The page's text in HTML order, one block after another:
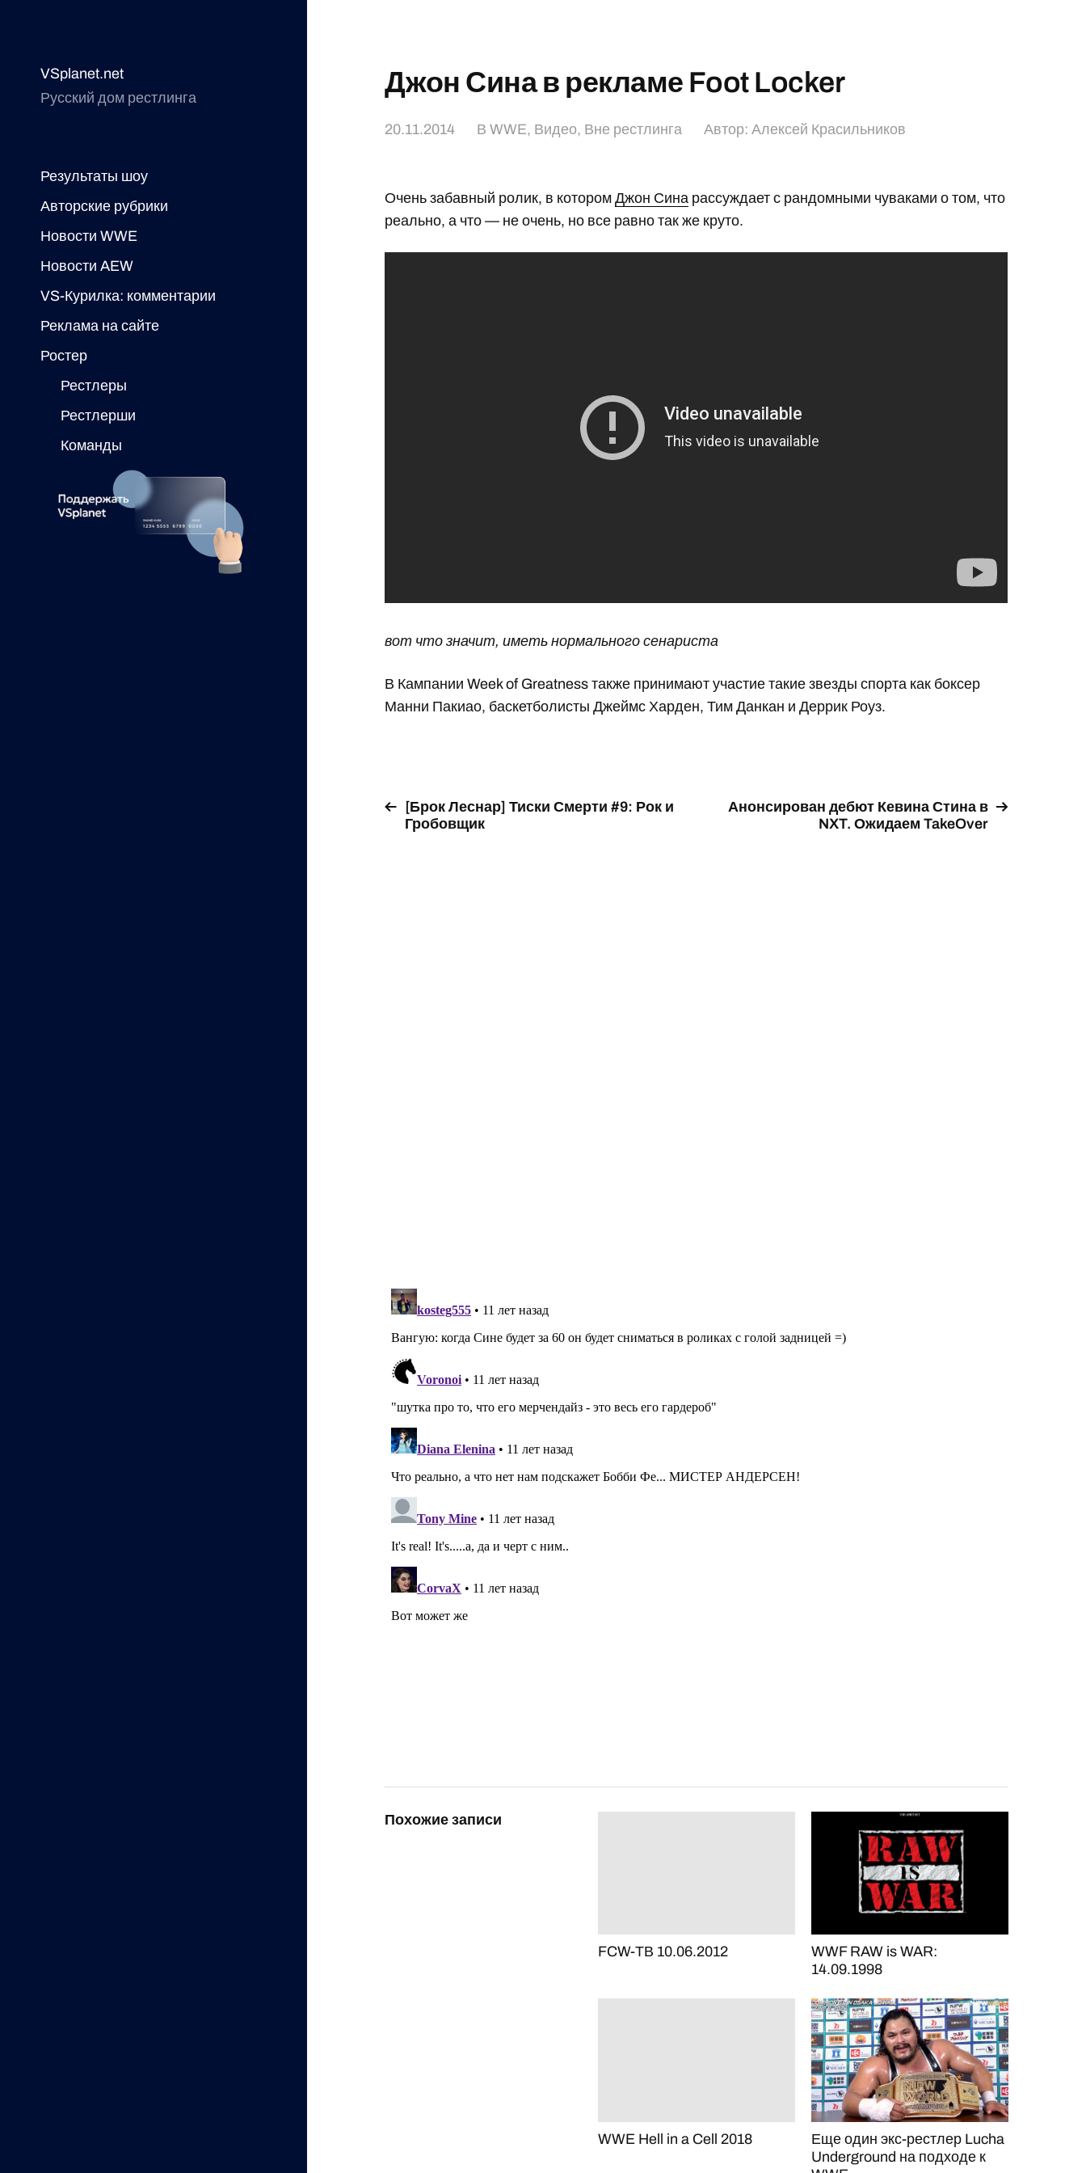
VSplanet.net
Русский дом рестлинга
Результаты шоу
Авторские рубрики
Новости WWE
Новости AEW
VS-Курилка: комментарии
Реклама на сайте
Ростер
Рестлеры
Рестлерши
Команды
Джон Сина в рекламе Foot Locker
20.11.2014 ВWWE, Видео, Вне рестлинга Автор:Алексей Красильников
Очень забавный ролик, в которомДжон Сина рассуждает с рандомными чуваками о том, что
реально, а что — не очень, но все равно так же круто.
вот что значит, иметь нормального сенариста
В Кампании Week of Greatness также принимают участие такие звезды спорта как боксер
Манни Пакиао, баскетболисты Джеймс Харден, Тим Данкан и Деррик Роуз.
[Брок Леснар] Тиски Смерти #9: Рок и
Гробовщик
Анонсирован дебют Кевина Стина в
NXT. Ожидаем TakeOver
Похожие записи
FCW-ТВ 10.06.2012
WWF RAW is WAR:
14.09.1998
WWE Hell in a Cell 2018
Еще один экс-рестлер Lucha
Underground на подходе к